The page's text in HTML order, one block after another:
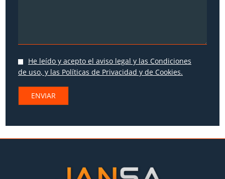
He leído y acepto el aviso legal y las Condiciones
de uso, y las Políticas de Privacidad y de Cookies.